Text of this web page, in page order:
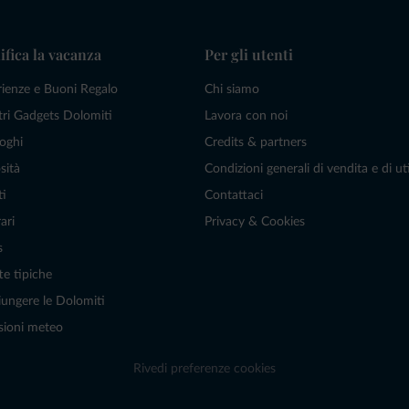
la vacanza
e Buoni Regalo
Gadgets Dolomiti
tipiche
le Dolomiti
meteo
Per gli utenti
Chi siamo
Lavora con noi
Credits & partners
Condizioni generali di vendita e di
Contattaci
Privacy & Cookies
Rivedi preferenze cookies